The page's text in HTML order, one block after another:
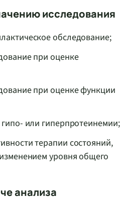
исследования
обследование;
при оценке
при оценке функции
или гиперпротеинемии;
терапии состояний,
уровня общего
анализа